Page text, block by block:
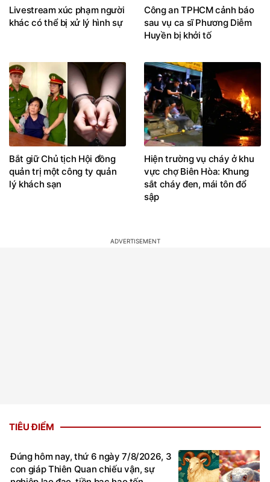
Livestream xúc phạm người
khác có thể bị xử lý hình sự
Công an TPHCM cảnh báo
sau vụ ca sĩ Phương Diễm
Huyền bị khởi tố
Bắt giữ Chủ tịch Hội đồng
quản trị một công ty quản
lý khách sạn
Hiện trường vụ cháy ở khu
vực chợ Biên Hòa: Khung
sắt cháy đen, mái tôn đổ
sập
TIÊU ĐIỂM
Đúng hôm nay, thứ 6 ngày 7/8/2026, 3
con giáp Thiên Quan chiếu vận, sự